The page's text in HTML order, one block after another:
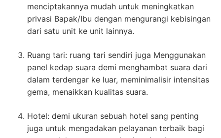
menciptakannya mudah untuk meningkatkan
privasi Bapak/Ibu dengan mengurangi kebisingan
dari satu unit ke unit lainnya.
Ruang tari: ruang tari sendiri juga Menggunakan
panel kedap suara demi menghambat suara dari
dalam terdengar ke luar, meminimalisir intensitas
gema, menaikkan kualitas suara.
Hotel: demi ukuran sebuah hotel sang penting
juga untuk mengadakan pelayanan terbaik bagi